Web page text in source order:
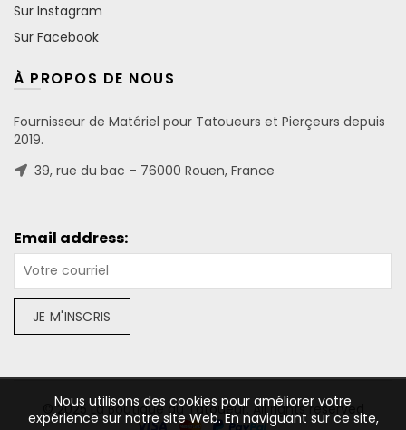
Sur Instagram
Sur Facebook
À PROPOS DE NOUS
Fournisseur de Matériel pour Tatoueurs et Pierçeurs depuis
2019.
39, rue du bac – 76000 Rouen, France
Email address:
© 2025 La Boutique du Tatoueur. All rights reserved
Nous utilisons des cookies pour améliorer votre
expérience sur notre site Web. En naviguant sur ce site,